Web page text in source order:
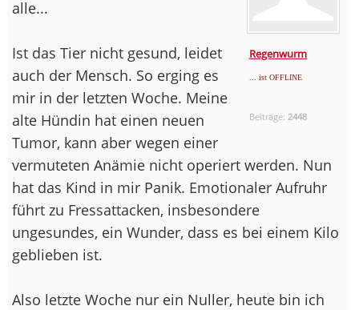
Regenwurm
... ist OFFLINE
Beiträge: 2448
alle...
Ist das Tier nicht gesund, leidet
auch der Mensch. So erging es
mir in der letzten Woche. Meine
alte Hündin hat einen neuen
Tumor, kann aber wegen einer
vermuteten Anämie nicht operiert werden. Nun
hat das Kind in mir Panik. Emotionaler Aufruhr
führt zu Fressattacken, insbesondere
ungesundes, ein Wunder, dass es bei einem Kilo
geblieben ist.
Also letzte Woche nur ein Nuller, heute bin ich